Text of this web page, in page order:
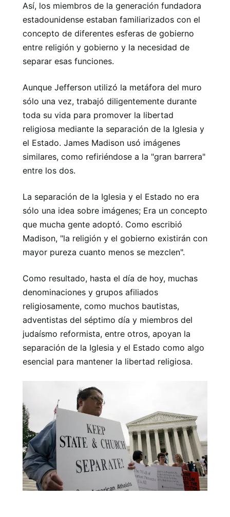
Así, los miembros de la generación fundadora
estadounidense estaban familiarizados con el
concepto de diferentes esferas de gobierno
entre religión y gobierno y la necesidad de
separar esas funciones.
Aunque Jefferson utilizó la metáfora del muro
sólo una vez, trabajó diligentemente durante
toda su vida para promover la libertad
religiosa mediante la separación de la Iglesia y
el Estado. James Madison usó imágenes
similares, como refiriéndose a la "gran barrera"
entre los dos.
La separación de la Iglesia y el Estado no era
sólo una idea sobre imágenes; Era un concepto
que mucha gente adoptó. Como escribió
Madison, "la religión y el gobierno existirán con
mayor pureza cuanto menos se mezclen".
Como resultado, hasta el día de hoy, muchas
denominaciones y grupos afiliados
religiosamente, como muchos bautistas,
adventistas del séptimo día y miembros del
judaísmo reformista, entre otros, apoyan la
separación de la Iglesia y el Estado como algo
esencial para mantener la libertad religiosa.